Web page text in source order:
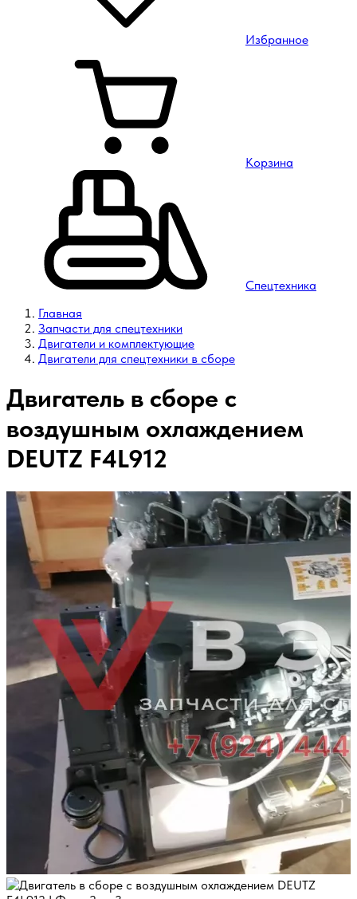
Избранное
Корзина
Спецтехника
Главная
Запчасти для спецтехники
Двигатели и комплектующие
Двигатели для спецтехники в сборе
Двигатель в сборе с
воздушным охлаждением
DEUTZ F4L912